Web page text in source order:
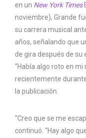
en un New York Times
noviembre), Grande
su carrera musical
años, señalando que
de gira después de su
“Había algo roto en
recientemente
la publicación.
“Creo que se me
continuó. “Hay algo